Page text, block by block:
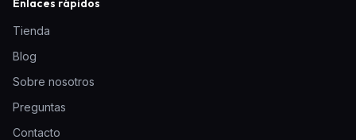
Tienda
Blog
Sobre nosotros
Preguntas
Contacto